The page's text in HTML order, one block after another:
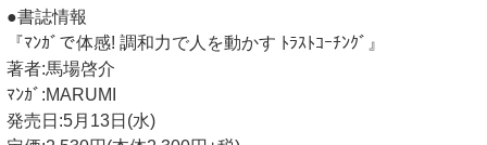
●書誌情報
『ﾏﾝｶﾞで体感! 調和力で人を動かす ﾄﾗｽﾄｺｰﾁﾝｸﾞ』
著者:馬場啓介
ﾏﾝｶﾞ:MARUMI
発売日:5月13日(水)